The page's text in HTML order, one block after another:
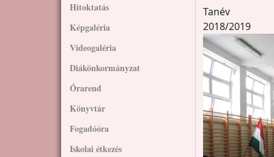
Hitoktatás
Képgaléria
Videogaléria
Diákönkormányzat
Órarend
Könyvtár
Fogadóóra
Iskolai étkezés
Tanév
2018/2019
Kép